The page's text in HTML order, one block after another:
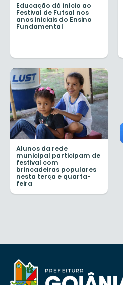
Educação dá início ao
Festival de Futsal nos
anos iniciais do Ensino
Fundamental
Alunos da rede
municipal participam de
festival com
brincadeiras populares
nesta terça e quarta-
feira